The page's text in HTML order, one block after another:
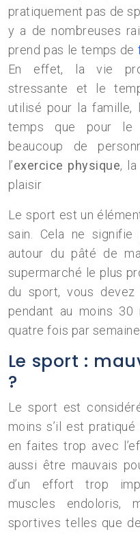
pratiquement pas de
y a de nombreuses
prend pas le temps de
En effet, la vie
stressante et le
utilisé pour la famille,
temps que pour le
beaucoup de
l’exercice physique,
plaisir
Le sport est un
sain. Cela ne signifie
autour du pâté de
supermarché le plus
du sport, vous
pendant au moins
quatre fois par semaine.
Le sport :
?
Le sport est
moins s’il est
en faites trop avec
aussi être mauvais
d’un effort trop
muscles endoloris,
sportives telles que